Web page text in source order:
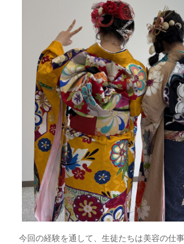
今回の経験を通して、生徒たちは美容の仕